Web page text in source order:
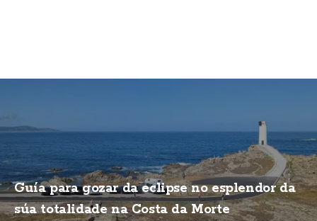
Guía para gozar da eclipse no esplendor da
súa totalidade na Costa da Morte